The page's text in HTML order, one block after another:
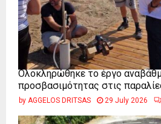
Ολοκληρώθηκε το έργο
προσβασιμότητας στις
by AGGELOS DRITSAS 29 July 2026